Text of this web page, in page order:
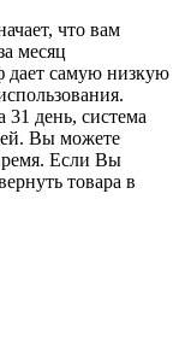
что вам
месяц
дает самую низкую
31 день, система
Вы можете
Если Вы
товара в